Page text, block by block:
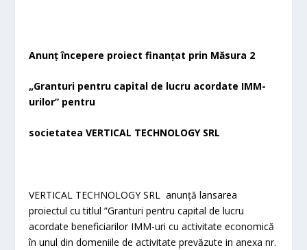
Anunț începere proiect finanțat prin Măsura 2
„Granturi pentru capital de lucru acordate IMM-
urilor” pentru
societatea VERTICAL TECHNOLOGY SRL
VERTICAL TECHNOLOGY SRL anunță lansarea
proiectul cu titlul ”Granturi pentru capital de lucru
acordate beneficiarilor IMM-uri cu activitate economică
în unul din domeniile de activitate prevăzute in anexa nr.